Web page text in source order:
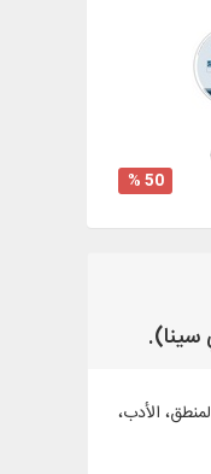
50 %
الأدب،